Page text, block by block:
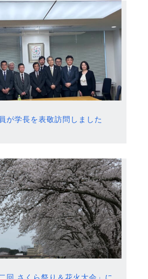
が学長を表敬訪問しました
回 さくら祭り＆花火大会」に